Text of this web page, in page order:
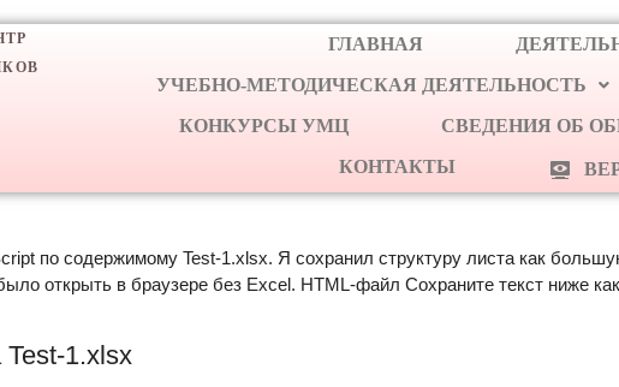
ГЛАВНАЯ
УЧЕБНО-МЕТОДИЧЕСКАЯ ДЕЯТЕЛЬНОСТЬ
КОНКУРСЫ УМЦ
СВЕДЕНИЯ ОБ
КОНТАКТЫ
по содержимому Test-1.xlsx. Я сохранил структуру листа как
открыть в браузере без Excel. HTML-файл Сохраните текст ниже
1.xlsx